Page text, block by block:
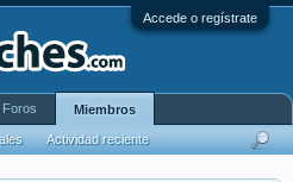
Accede o regístrate
Foros Miembros
Actividad reciente